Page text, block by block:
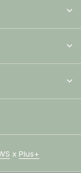
x Plus+